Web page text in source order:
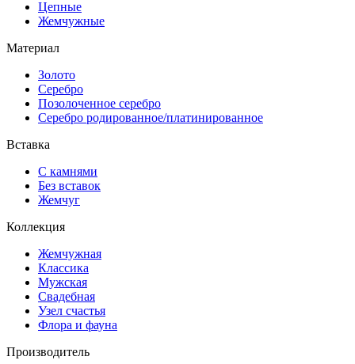
Цепные
Жемчужные
Материал
Золото
Серебро
Позолоченное серебро
Серебро родированное/платинированное
Вставка
С камнями
Без вставок
Жемчуг
Коллекция
Жемчужная
Классика
Мужская
Свадебная
Узел счастья
Флора и фауна
Производитель